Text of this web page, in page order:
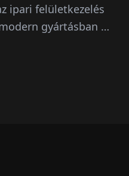
ipari felületkezelés
gyártásban –